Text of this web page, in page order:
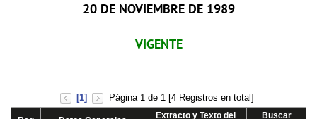
20 DE NOVIEMBRE DE 1989
VIGENTE
[1] Página 1 de 1 [4 Registros en total]
Extracto y Texto del
Buscar